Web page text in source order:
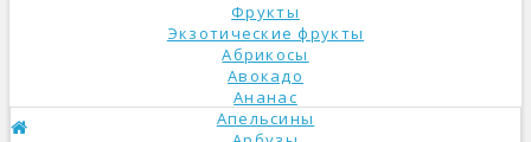
Фрукты
Экзотические фрукты
Абрикосы
Авокадо
Ананас
Апельсины